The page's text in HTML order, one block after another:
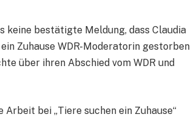
bestätigte Meldung, dass Claudia
Zuhause WDR-Moderatorin gestorben
über ihren Abschied vom WDR und
bei „Tiere suchen ein Zuhause“